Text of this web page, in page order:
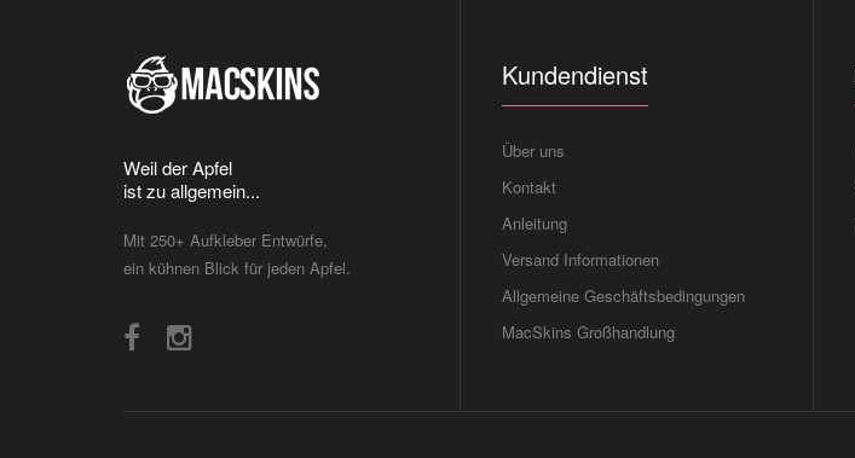
Weil der Apfel
ist zu allgemein...
Mit 250+ Aufkleber Entwürfe,
ein kühnen Blick für jeden Apfel.
Kundendienst
Über uns
Kontakt
Anleitung
Versand Informationen
Allgemeine Geschäftsbedingungen
MacSkins Großhandlung